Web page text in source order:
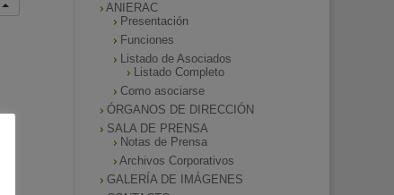
ANIERAC
Presentación
Funciones
Listado de Asociados
Listado Completo
Como asociarse
ÓRGANOS DE DIRECCIÓN
SALA DE PRENSA
Notas de Prensa
Archivos Corporativos
GALERÍA DE IMÁGENES